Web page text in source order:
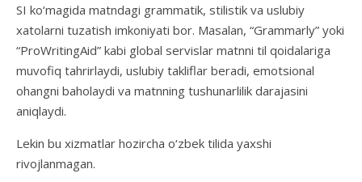
SI ko‘magida matndagi grammatik, stilistik va uslubiy
xatolarni tuzatish imkoniyati bor. Masalan, “Grammarly” yoki
“ProWritingAid” kabi global servislar matnni til qoidalariga
muvofiq tahrirlaydi, uslubiy takliflar beradi, emotsional
ohangni baholaydi va matnning tushunarlilik darajasini
aniqlaydi.
Lekin bu xizmatlar hozircha o‘zbek tilida yaxshi
rivojlanmagan.